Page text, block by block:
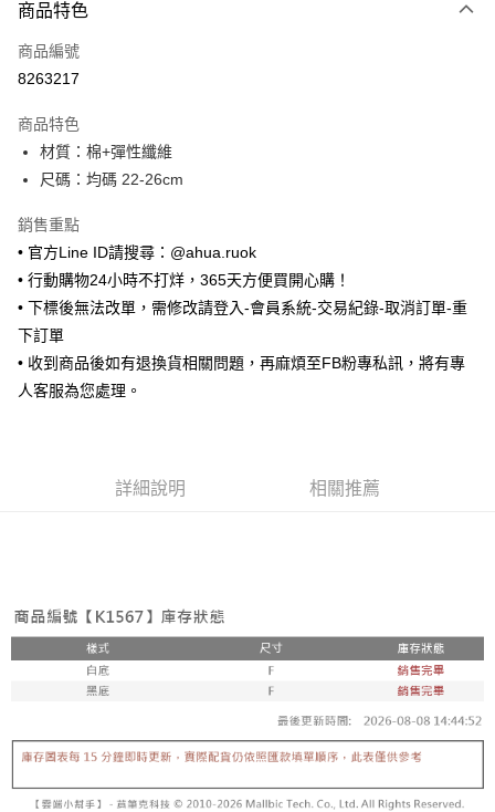
信用卡一次付款
超商取貨付款
Apple Pay
街口支付
悠遊付
ATM付款
全家取貨付款
每筆NT$65，滿NT$688(含以上)免運費
宅配
每筆NT$80，滿NT$1,000(含以上)免運費
每筆NT$125，滿NT$1,500(含以上)免運費
其他海外郵寄 查看運費
商品特色
商品編號
8263217
商品特色
材質：棉+彈性纖維
尺碼：均碼 22-26cm
銷售重點
• 官方Line ID請搜尋：@ahua.ruok
• 行動購物24小時不打烊，365天方便買開心購！
• 下標後無法改單，需修改請登入-會員系統-交易紀錄-取消訂單-重
下訂單
• 收到商品後如有退換貨相關問題，再麻煩至FB粉專私訊，將有專
人客服為您處理。
詳細說明 相關推薦